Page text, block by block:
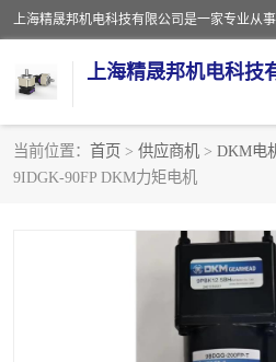
上海精晟邦机电科技
当前位置： 首页 > 供应商机 > DKM电
9IDGK-90FP DKM力矩电机
减速电机